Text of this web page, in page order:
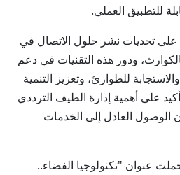
للتطبيق العملي.
تحديات نشر حلول الاتصال في
ودور هذه التقنيات في دعم
للطوارئ، وتعزيز التنمية
على أهمية إدارة الطيف الترددي
الوصول العادل إلى الخدمات
عنوان "تكنولوجيا الفضاء..